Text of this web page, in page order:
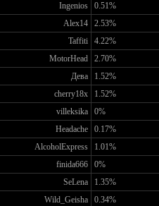
Ingenios
0.51%
Alex14
2.53%
Taffiti
4.22%
MotorHead
2.70%
Дева
1.52%
cherry18x
1.52%
villeksika
0%
Headache
0.17%
AlcoholExpress
1.01%
finida666
0%
SeLena
1.35%
Wild_Geisha
0.34%